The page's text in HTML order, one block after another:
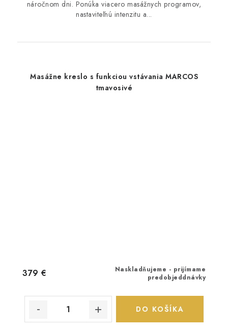
náročnom dni. Ponúka viacero masážnych programov,
nastaviteľnú intenzitu a...
Masážne kreslo s funkciou vstávania MARCOS
tmavosivé
Naskladňujeme - prijímame
predobjeddnávky
379 €
DO KOŠÍKA